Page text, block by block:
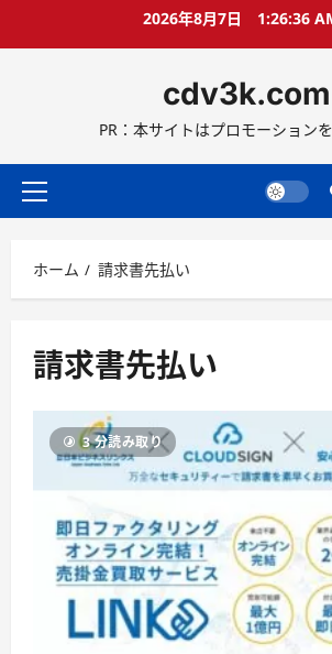
ス
ッ
2026年8月7日 1:26:36
cdv3k.com
PR：本サイトはプロモーション
メ
メ
ニ
ー
ホーム 請求書先払い
請求書先払い
3 分読み取り